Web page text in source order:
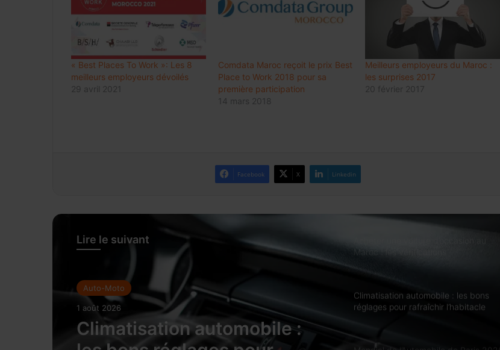
« Best Places To Work »: Les 8
meilleurs employeurs dévoilés
29 avril 2021
Comdata Maroc reçoit le prix Best
Place to Work 2018 pour sa
première participation
14 mars 2018
Meilleurs employeurs du Maroc :
les surprises 2017
20 février 2017
Facebook X Linkedin
Lire le suivant
Auto-Moto
1 août 2026
Climatisation automobile :
Luxe : les groupes mondiaux
attendent le rebond de la
consommation en Chine
Meknès résilie le contrat de City Bus
et prépare une gestion publique locale
Prix des médicaments: les
Maroc : les vérifications
Climatisation automobile : les bons
réglages pour rafraîchir l’habitacle